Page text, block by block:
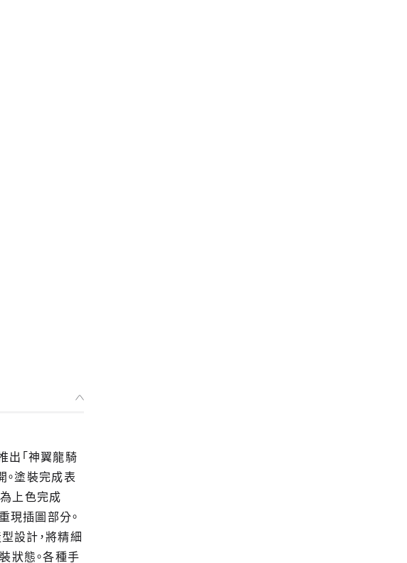
出「神翼龍騎
。塗裝完成表
為上色完成
現插圖部分。
設計，將精細
裝狀態。各種手